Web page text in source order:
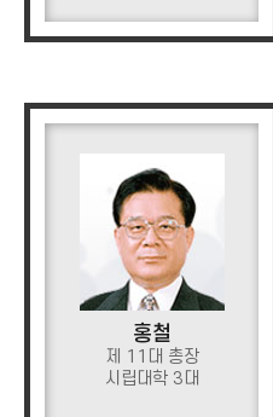
홍철
제 11대 총장
시립대학 3대